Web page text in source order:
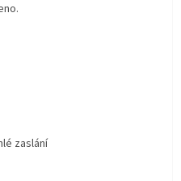
je 5 z 5 hvězdiček.
zaslání